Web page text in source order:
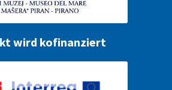
wird kofinanziert